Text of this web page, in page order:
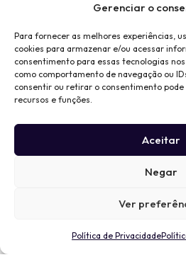
Gerenciar o
Para fornecer as melhores experiências,
cookies para armazenar e/ou acessar
consentimento para essas tecnologias
como comportamento de navegação ou
consentir ou retirar o consentimento
recursos e funções.
Aceitar
Negar
Ver
Política de Privacidade